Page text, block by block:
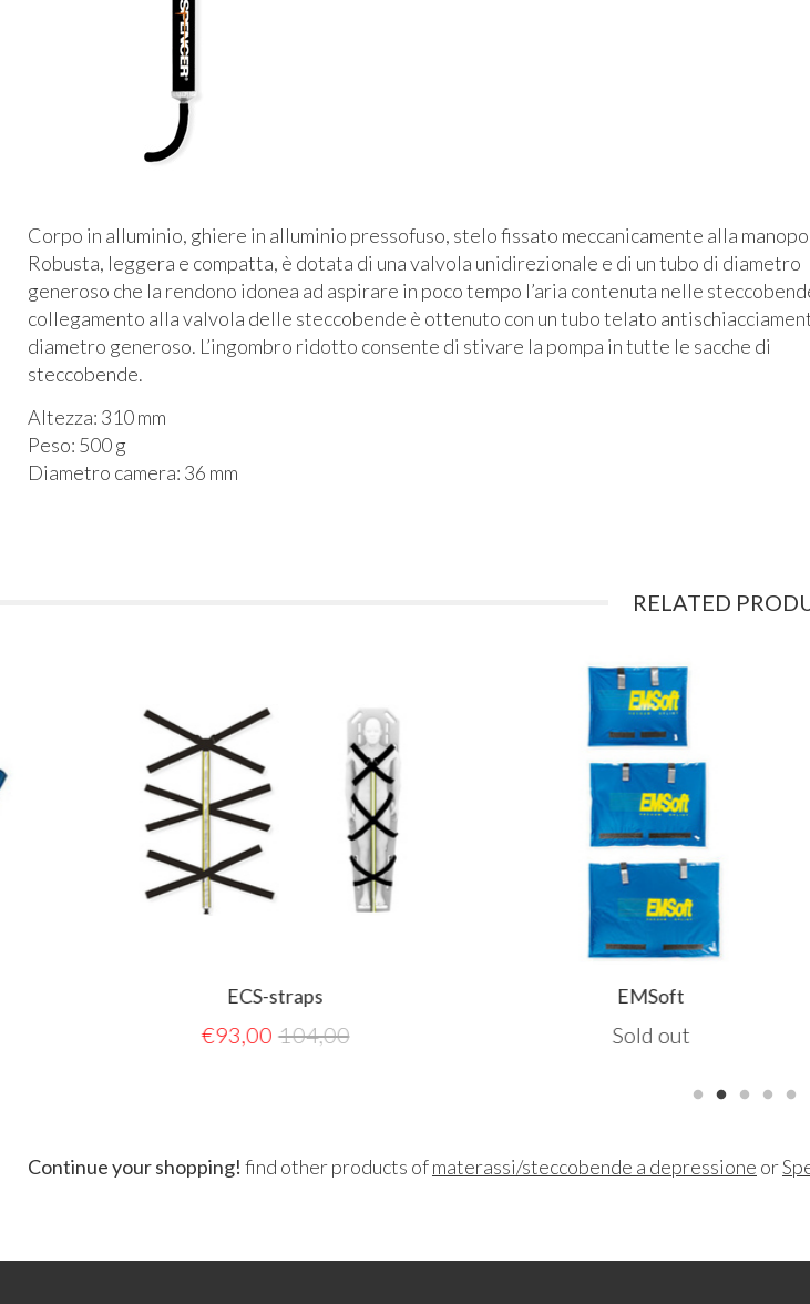
Corpo in alluminio, ghiere in alluminio pressofuso, stelo fissato meccanicamente alla
Robusta, leggera e compatta, è dotata di una valvola unidirezionale e di un tubo di diametro
generoso che la rendono idonea ad aspirare in poco tempo l’aria contenuta nelle
collegamento alla valvola delle steccobende è ottenuto con un tubo telato
diametro generoso. L’ingombro ridotto consente di stivare la pompa in tutte le sacche di
steccobende.
Altezza: 310 mm
Peso: 500 g
Diametro camera: 36 mm
RELATED
ECS-straps
104,00
Continue your shopping! find other products ofmaterassi/steccobende a depressione or